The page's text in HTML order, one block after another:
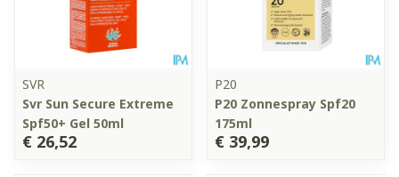
SVR
Svr Sun Secure Extreme
Spf50+ Gel 50ml
€ 26,52
P20
P20 Zonnespray Spf20
175ml
€ 39,99